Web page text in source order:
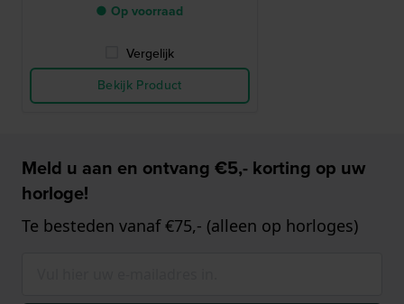
● Op voorraad
Vergelijk
Bekijk Product
Meld u aan en ontvang €5,- korting op uw
horloge!
Te besteden vanaf €75,- (alleen op horloges)